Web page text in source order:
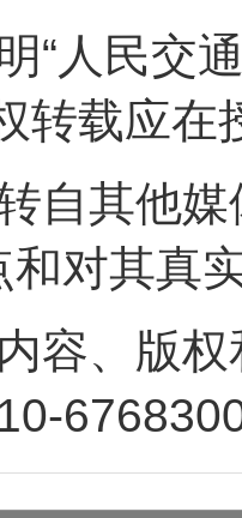
“人民交
转载应
自其他
和对其真
容、版